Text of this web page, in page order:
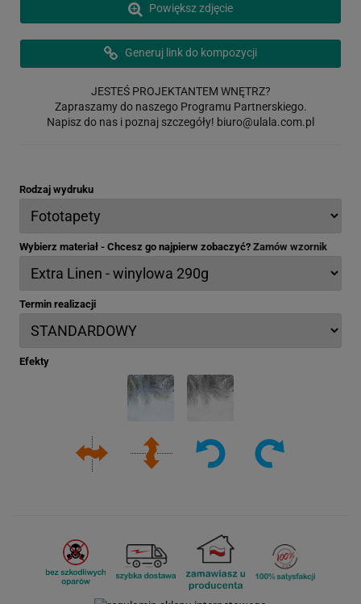
Powiększ zdjęcie
Generuj link do kompozycji
JESTEŚ PROJEKTANTEM WNĘTRZ?
Zapraszamy do naszego Programu Partnerskiego.
Napisz do nas i poznaj szczegóły! biuro@ulala.com.pl
Rodzaj wydruku
Wybierz materiał - Chcesz go najpierw zobaczyć? Zamów wzornik
Termin realizacji
Efekty